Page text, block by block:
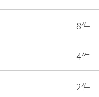
8件
4件
2件